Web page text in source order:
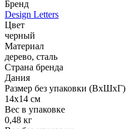
Бренд
Design Letters
Цвет
черный
Материал
дерево, сталь
Страна бренда
Дания
Размер без упаковки (ВхШхГ)
14x14 см
Вес в упаковке
0,48 кг